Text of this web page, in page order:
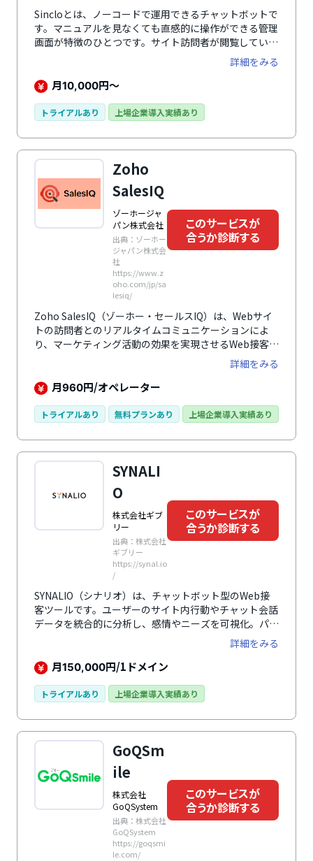
Sincloとは、ノーコードで運用できるチャットボットで
す。マニュアルを見なくても直感的に操作ができる管理
画面が特徴のひとつです。サイト訪問者が閲覧している
ページを共有して双方向に操作し合う機能（ブラウザ同
期）、サイトには掲載していない商品資料やカタログ、
個別の提案書や見積書など、手元の資料をサイト訪問者
有）など、便利な機能を多数搭載しています。サイト訪
しいポイントです。ページ滞在時間や訪問回数などの各
種情報を確認できるので、チャットボット運用の改善に
詳細をみる
月10,000円～
トライアルあり 上場企業導入実績あり
Zoho
SalesIQ
ゾーホージャ
パン株式会社
出典：ゾーホー
ジャパン株式会
社
https://www.z
oho.com/jp/sa
lesiq/
このサービスが
合うか診断する
Zoho SalesIQ（ゾーホー・セールスIQ）は、Webサイ
トの訪問者とのリアルタイムコミュニケーションによ
り、マーケティング活動の効果を実現させるWeb接客ツ
詳細をみる
月960円/オペレーター
トライアルあり 無料プランあり 上場企業導入実績あり
SYNALI
O
株式会社ギブ
リー
出典：株式会社
ギブリー
https://synal.io
/
このサービスが
合うか診断する
SYNALIO（シナリオ）は、チャットボット型のWeb接
客ツールです。ユーザーのサイト内行動やチャット会話
データを統合的に分析し、感情やニーズを可視化。パー
ソナライズされた対話を通じ、離脱防止やCVR向上を支
援します。直感的に操作できるシナリオエディタやBIダ
ッシュボード、AIによるクリエイティブ最適化の機能を
す。さらに、LINEやSalesforceとの連携機能もあり、
す。
詳細をみる
月150,000円/1ドメイン
トライアルあり 上場企業導入実績あり
GoQSm
ile
株式会社
GoQSystem
出典：株式会社
GoQSystem
https://goqsmi
le.com/
このサービスが
合うか診断する